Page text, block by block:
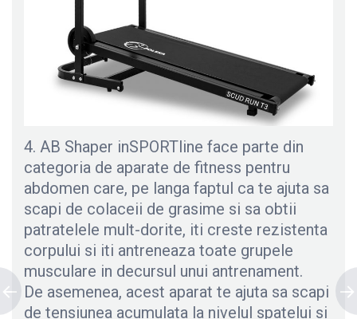
4. AB Shaper inSPORTline face parte din
categoria de aparate de fitness pentru
abdomen care, pe langa faptul ca te ajuta sa
scapi de colaceii de grasime si sa obtii
patratelele mult-dorite, iti creste rezistenta
corpului si iti antreneaza toate grupele
musculare in decursul unui antrenament.
De asemenea, acest aparat te ajuta sa scapi
de tensiunea acumulata la nivelul spatelui si